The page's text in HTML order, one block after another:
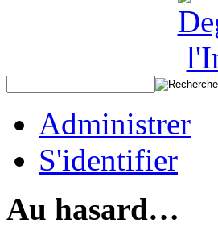
Administrer
S'identifier
Au hasard…